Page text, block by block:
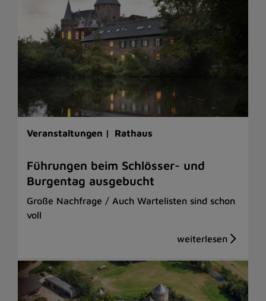
Veranstaltungen | Rathaus
Führungen beim Schlösser- und
Burgentag ausgebucht
Große Nachfrage / Auch Wartelisten sind schon
voll